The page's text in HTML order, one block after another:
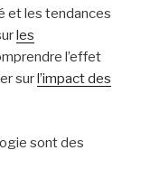
et les tendances
les
l’effet
sur l’impact des
sont des